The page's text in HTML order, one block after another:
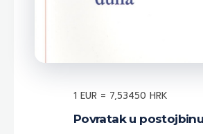
Povratak u
1 EUR = 7,53450 HRK